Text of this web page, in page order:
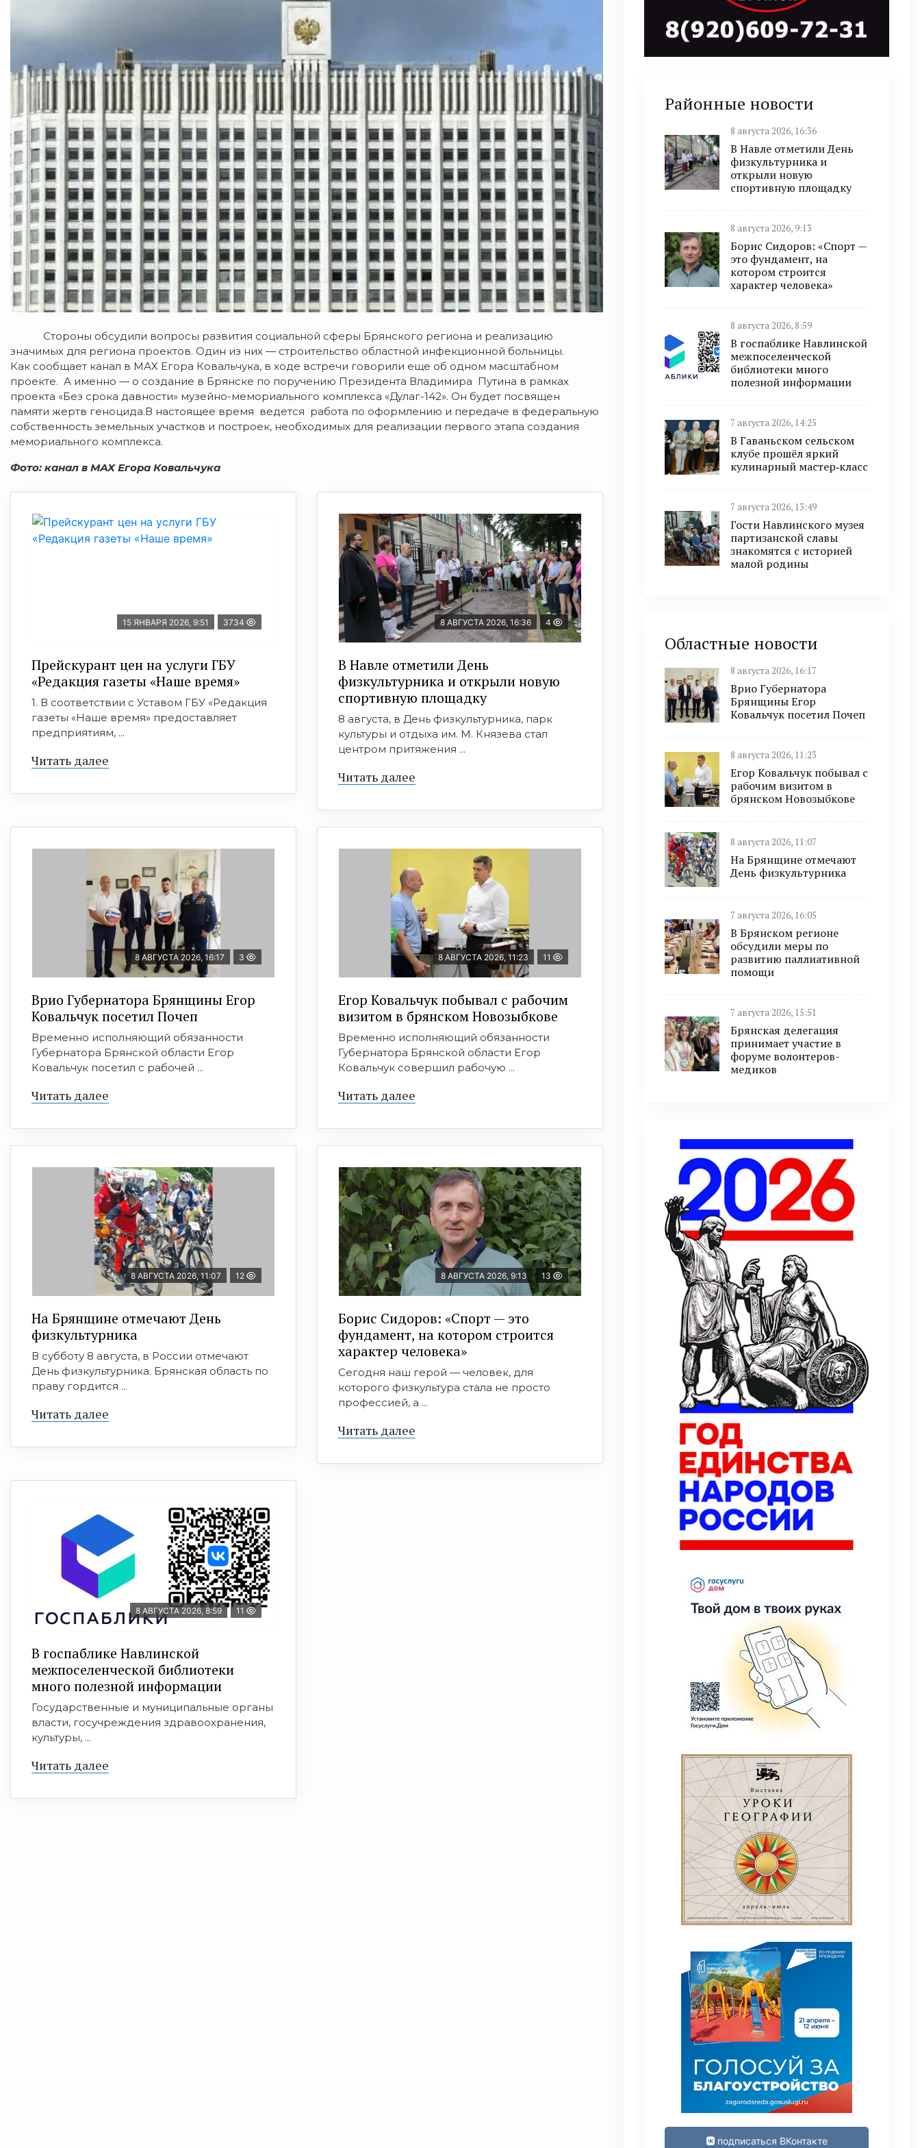
Стороны обсудили вопросы развития социальной сферы Брянского региона и реализацию
значимых для региона проектов. Один из них — строительство областной инфекционной больницы.
Как сообщает канал в МАХ Егора Ковальчука, в ходе встречи говорили еще об одном масштабном
проекте. А именно — о создание в Брянске по поручению Президента Владимира Путина в рамках
проекта «Без срока давности» музейно-мемориального комплекса «Дулаг-142». Он будет посвящен
памяти жертв геноцида.В настоящее время ведется работа по оформлению и передаче в федеральную
собственность земельных участков и построек, необходимых для реализации первого этапа создания
мемориального комплекса.
Фото: канал в МАХ Егора Ковальчука
15 ЯНВАРЯ 2026, 9:51 3734
Прейскурант цен на услуги ГБУ
«Редакция газеты «Наше время»
1. В соответствии с Уставом ГБУ «Редакция
газеты «Наше время» предоставляет
предприятиям, ...
Читать далее
8 АВГУСТА 2026, 16:36 4
В Навле отметили День
физкультурника и открыли новую
спортивную площадку
8 августа, в День физкультурника, парк
культуры и отдыха им. М. Князева стал
центром притяжения ...
Читать далее
8 АВГУСТА 2026, 16:17 3
Врио Губернатора Брянщины Егор
Ковальчук посетил Почеп
Временно исполняющий обязанности
Губернатора Брянской области Егор
Ковальчук посетил с рабочей ...
Читать далее
8 АВГУСТА 2026, 11:23 11
Егор Ковальчук побывал с рабочим
визитом в брянском Новозыбкове
Временно исполняющий обязанности
Губернатора Брянской области Егор
Ковальчук совершил рабочую ...
Читать далее
8 АВГУСТА 2026, 11:07 12
На Брянщине отмечают День
физкультурника
В субботу 8 августа, в России отмечают
День физкультурника. Брянская область по
праву гордится ...
Читать далее
8 АВГУСТА 2026, 9:13 13
Борис Сидоров: «Спорт — это
фундамент, на котором строится
характер человека»
Сегодня наш герой — человек, для
которого физкультура стала не просто
профессией, а ...
Читать далее
8 АВГУСТА 2026, 8:59 11
В госпаблике Навлинской
межпоселенческой библиотеки
много полезной информации
Государственные и муниципальные органы
власти, госучреждения здравоохранения,
культуры, ...
Читать далее
Районные новости
8 августа 2026, 16:36
В Навле отметили День
физкультурника и
открыли новую
спортивную площадку
8 августа 2026, 9:13
Борис Сидоров: «Спорт —
это фундамент, на
котором строится
характер человека»
8 августа 2026, 8:59
В госпаблике Навлинской
межпоселенческой
библиотеки много
полезной информации
7 августа 2026, 14:25
В Гаваньском сельском
клубе прошёл яркий
кулинарный мастер‑класс
7 августа 2026, 13:49
Гости Навлинского музея
партизанской славы
знакомятся с историей
малой родины
Областные новости
8 августа 2026, 16:17
Врио Губернатора
Брянщины Егор
Ковальчук посетил Почеп
8 августа 2026, 11:23
Егор Ковальчук побывал с
рабочим визитом в
брянском Новозыбкове
8 августа 2026, 11:07
На Брянщине отмечают
День физкультурника
7 августа 2026, 16:05
В Брянском регионе
обсудили меры по
развитию паллиативной
помощи
7 августа 2026, 15:51
Брянская делегация
принимает участие в
форуме волонтеров-
медиков
подписаться ВКонтакте